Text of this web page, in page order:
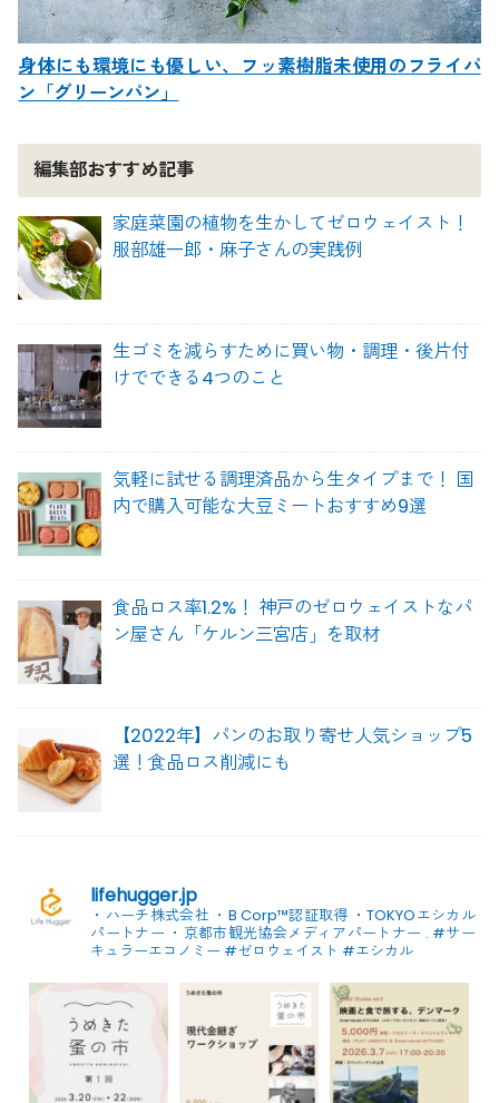
身体にも環境にも優しい、フッ素樹脂未使用のフライパ
ン「グリーンパン」
編集部おすすめ記事
家庭菜園の植物を生かしてゼロウェイスト！
服部雄一郎・麻子さんの実践例
生ゴミを減らすために買い物・調理・後片付
けでできる4つのこと
気軽に試せる調理済品から生タイプまで！ 国
内で購入可能な大豆ミートおすすめ9選
食品ロス率1.2%！ 神戸のゼロウェイストなパ
ン屋さん「ケルン三宮店」を取材
【2022年】パンのお取り寄せ人気ショップ5
選！食品ロス削減にも
lifehugger.jp
・ハーチ株式会社 ・B Corp™認証取得 ・TOKYOエシカル
パートナー ・京都市観光協会メディアパートナー . #サー
キュラーエコノミー #ゼロウェイスト #エシカル